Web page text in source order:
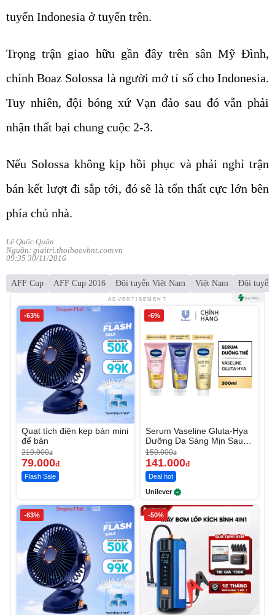
tuyển Indonesia ở tuyến trên.
Trọng trận giao hữu gần đây trên sân Mỹ Đình,
chính Boaz Solossa là người mở tỉ số cho Indonesia.
Tuy nhiên, đội bóng xứ Vạn đảo sau đó vẫn phải
nhận thất bại chung cuộc 2-3.
Nếu Solossa không kịp hồi phục và phải nghỉ trận
bán kết lượt đi sắp tới, đó sẽ là tổn thất cực lớn bên
phía chủ nhà.
Lê Quốc Quân
Nguồn: giaitri.thoibaovhnt.com.vn
09:35 30/11/2016
AFF Cup AFF Cup 2016 Đội tuyển Việt Nam Việt Nam Đội tuyển
ADVERTISEMENT
-63%
Quạt tích điện kẹp bàn mini
để bàn
219.000đ
79.000đ
Flash Sale
-6%
Serum Vaseline Gluta-Hya
Dưỡng Da Sáng Mịn Sau 7
Ngày
150.000đ
141.000đ
Deal hot
Unilever
-63% -50%